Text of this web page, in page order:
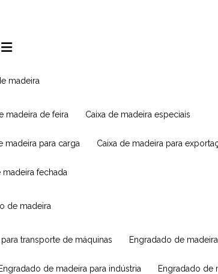
madeira
madeira de feira caixa de madeira especiais
madeira para carga caixa de madeira para
madeira fechada
de madeira
transporte de máquinas engradado de
engradado de madeira para indústria engradado de